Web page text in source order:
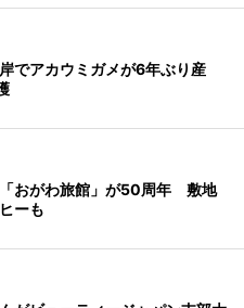
でアカウミガメが6年ぶり産
おがわ旅館」が50周年 敷地
ーも